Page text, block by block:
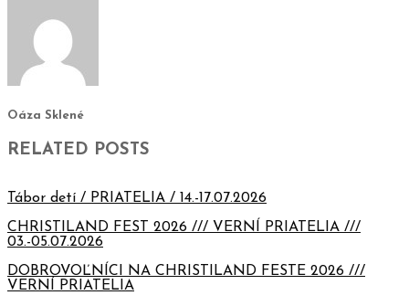
Oáza Sklené
RELATED POSTS
Tábor detí / PRIATELIA / 14.-17.07.2026
CHRISTILAND FEST 2026 /// VERNÍ PRIATELIA ///
03.-05.07.2026
DOBROVOĽNÍCI NA CHRISTILAND FESTE 2026 ///
VERNÍ PRIATELIA